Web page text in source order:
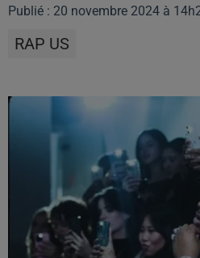
Publié : 20 novembre 2024 à
RAP US